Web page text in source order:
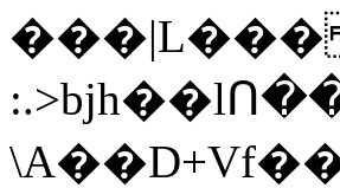
���|L���